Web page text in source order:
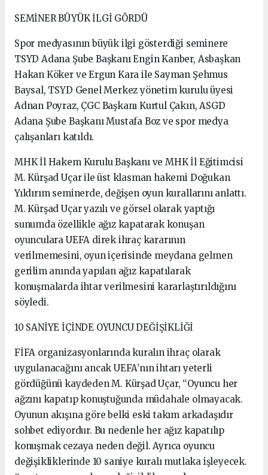
SEMİNER BÜYÜK İLGİ GÖRDÜ
Spor medyasının büyük ilgi gösterdiği seminere
TSYD Adana Şube Başkanı Engin Kanber, Asbaşkan
Hakan Köker ve Ergun Kara ile Sayman Şehmus
Baysal, TSYD Genel Merkez yönetim kurulu üyesi
Adnan Poyraz, ÇGC Başkanı Kurtul Çakın, ASGD
Adana Şube Başkanı Mustafa Boz ve spor medya
çalışanları katıldı.
MHK İl Hakem Kurulu Başkanı ve MHK İl Eğitimcisi
M. Kürşad Uçar ile üst klasman hakemi Doğukan
Yıldırım seminerde, değişen oyun kurallarını anlattı.
M. Kürşad Uçar yazılı ve görsel olarak yaptığı
sunumda özellikle ağız kapatarak konuşan
oyunculara UEFA direk ihraç kararının
verilmemesini, oyun içerisinde meydana gelmen
gerilim anında yapılan ağız kapatılarak
konuşmalarda ihtar verilmesini kararlaştırıldığını
söyledi.
10 SANİYE İÇİNDE OYUNCU DEĞİŞİKLİĞİ
FİFA organizasyonlarında kuralın ihraç olarak
uygulanacağını ancak UEFA’nın ihtarı yeterli
gördüğünü kaydeden M. Kürşad Uçar, “Oyuncu her
ağzını kapatıp konuştuğunda müdahale olmayacak.
Oyunun akışına göre belki eski takım arkadaşıdır
sohbet ediyordur. Bu nedenle her ağız kapatılıp
konuşmak cezaya neden değil. Ayrıca oyuncu
değişikliklerinde 10 saniye kuralı mutlaka işleyecek.